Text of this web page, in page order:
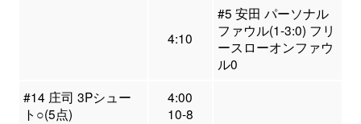
4:10
#5 安田 パーソナル
ファウル(1-3:0) フリ
ースローオンファウ
ル0
#14 庄司 3Pシュー
ト○(5点)
4:00
10-8